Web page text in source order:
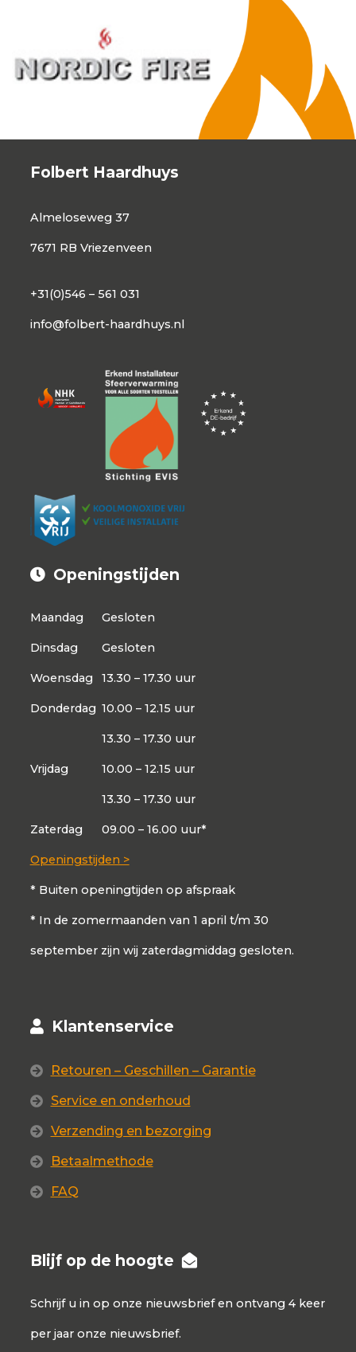
Folbert Haardhuys
Almeloseweg 37
7671 RB Vriezenveen
+31(0)546 – 561 031
info@folbert-haardhuys.nl
Openingstijden
Maandag Gesloten
Dinsdag Gesloten
Woensdag 13.30 – 17.30 uur
Donderdag 10.00 – 12.15 uur
13.30 – 17.30 uur
Vrijdag 10.00 – 12.15 uur
13.30 – 17.30 uur
Zaterdag 09.00 – 16.00 uur*
Openingstijden >
* Buiten openingtijden op afspraak
* In de zomermaanden van 1 april t/m 30
september zijn wij zaterdagmiddag gesloten.
Klantenservice
Retouren – Geschillen – Garantie
Service en onderhoud
Verzending en bezorging
Betaalmethode
FAQ
Blijf op de hoogte
Schrijf u in op onze nieuwsbrief en ontvang 4 keer
per jaar onze nieuwsbrief.